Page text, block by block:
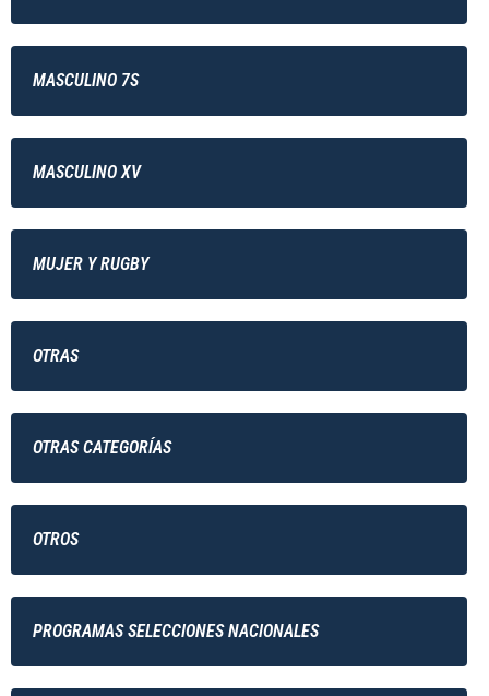
MASCULINO 7S
MASCULINO XV
MUJER Y RUGBY
OTRAS
OTRAS CATEGORÍAS
OTROS
PROGRAMAS SELECCIONES NACIONALES